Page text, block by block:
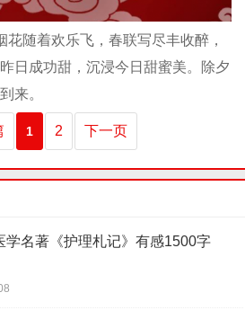
随着欢乐飞，春联写尽丰收醉，
日成功甜，沉浸今日甜蜜美。除夕
来。
1 2 下一页
学名著《护理札记》有感1500字